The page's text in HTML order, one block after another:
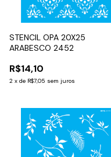
STENCIL OPA 20X25
ARABESCO 2452
R$14,10
2 x de R$7,05 sem juros